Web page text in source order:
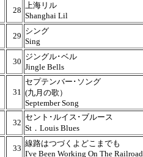
28
上海リル
Shanghai Lil
29
シング
Sing
30
ジングル･ベル
Jingle Bells
31
セプテンバー･ソング
(九月の歌）
September Song
32
セント･ルイス･ブルース
St．Louis Blues
33
線路はつづくよどこまでも
I've Been Working On The Railroad